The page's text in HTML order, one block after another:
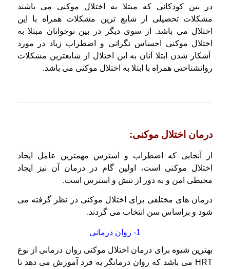
در بین کودکانی که مبتلا به اختلال موکنی می باشند
مشکلات تحصیلی از شایع ترین مشکلات همراه با این
اختلال می باشد. از سوی دیگر در بین نوجوانان مبتلا به
اختلال موکنی احساس نگرانی و اضطراب زیاد در مورد
آشکار شدن ابتلا آنان به این اختلال از شایعترین مشکلات
روانشناختی همراه با ابتلا به اختلال موکنی می باشد.
درمان اختلال موکنی:
از آنجایی که اضطراب و استرس مهمترین عامل ایجاد
اختلال موکنی است، اولین گام در درمان آن نیز ایجاد
محیطی امن و به دور از تنش و استرس است.
درمان های مختلفی برای اختلال موکنی در نظر گرفته می
شود و براساس سن انتخاب می گردند.
1- روان درمانی
بهترین شیوه برای درمان اختلال موکنی روان درمانی از نوع
HRT می باشد که روان درمانگر به فرد آموزش می دهد تا